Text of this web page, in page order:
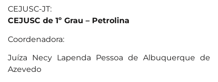
CEJUSC-JT:
CEJUSC de 1º Grau – Petrolina
Coordenadora:
Juíza Necy Lapenda Pessoa de Albuquerque de
Azevedo